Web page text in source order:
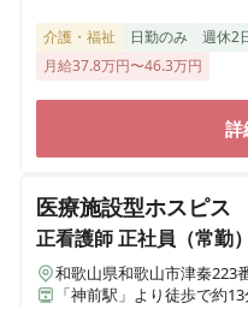
介護・福祉 日勤のみ 週休2
月給37.8万円〜46.3万円
詳
医療施設型ホスピ
正看護師正社員（常勤）
和歌山県和歌山市津秦223
「神前駅」より徒歩で約